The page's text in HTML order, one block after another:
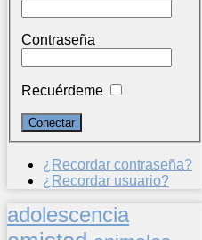
Contraseña
Recuérdeme
¿Recordar contraseña?
¿Recordar usuario?
adolescencia